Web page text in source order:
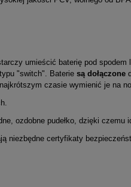
umieścić baterię pod
"switch". Baterie są dołączone
czasie wymienić je na
ozdobne pudełko, dzięki
niezbędne certyfikaty